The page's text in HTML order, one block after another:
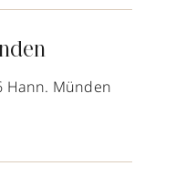
Hann. Münden